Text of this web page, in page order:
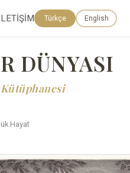
Türkçe English
DÜNYASI
Hayat